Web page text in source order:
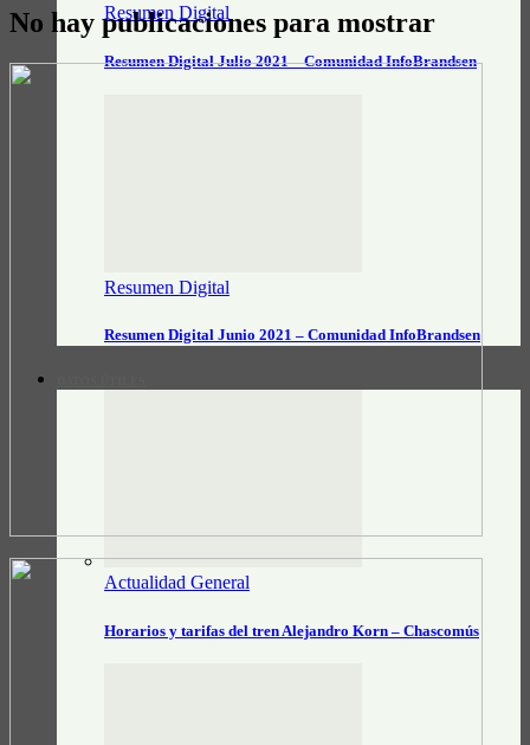
Resumen Digital
Resumen Digital Julio 2021 – Comunidad InfoBrandsen
Resumen Digital
Resumen Digital Junio 2021 – Comunidad InfoBrandsen
Actualidad General
Horarios y tarifas del tren Alejandro Korn – Chascomús
No hay publicaciones para mostrar